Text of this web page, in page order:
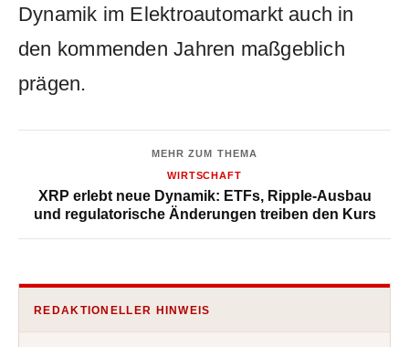
Dynamik im Elektroautomarkt auch in
den kommenden Jahren maßgeblich
prägen.
MEHR ZUM THEMA
WIRTSCHAFT
XRP erlebt neue Dynamik: ETFs, Ripple-Ausbau
und regulatorische Änderungen treiben den Kurs
REDAKTIONELLER HINWEIS